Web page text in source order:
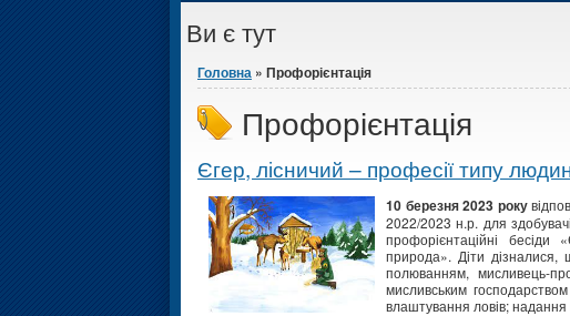
Ви є тут
Головна » Профорієнтація
Профорієнтація
Єгер, лісничий – професії типу
10 березня 2023 року
2022/2023 н.р. для
профорієнтаційні
природа». Діти
полюванням, мисливець-
мисливським
влаштування ловів; надання